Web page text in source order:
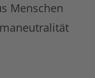
Menschen